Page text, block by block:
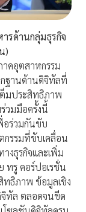
รด้านกลุ่มธุรกิจ
)
าคอุตสาหกรรม
กฐานด้านดิจิทัลที่
ต็มประสิทธิภาพ
วมมือครั้งนี้
อร่วมกันขับ
รรมที่ขับเคลื่อน
งธุรกิจและเพิ่ม
ทรู คอร์ปอเรชั่น
ทธิภาพ ข้อมูลเชิง
จิทัล ตลอดจนขีด